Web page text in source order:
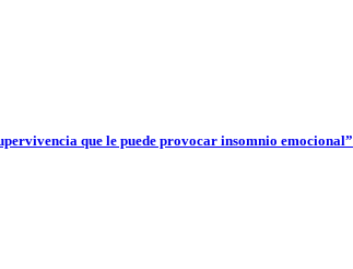
que le puede provocar insomnio emocional”